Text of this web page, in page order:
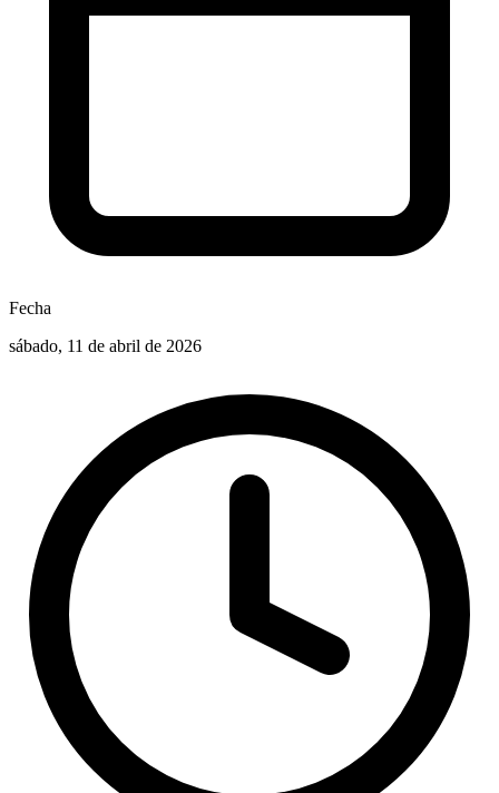
Fecha
sábado, 11 de abril de 2026